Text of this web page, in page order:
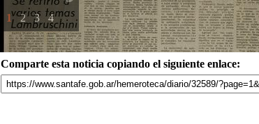
1 2 3 4
Comparte esta noticia copiando el siguiente enlace: